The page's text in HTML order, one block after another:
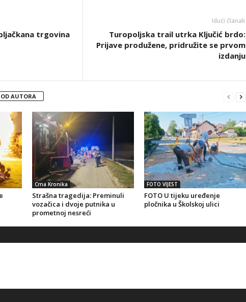
trgovina
Idući članak
Turopoljska trail utrka Ključić brdo:
Prijave produžene, pridružite se prvom
izdanju
OD AUTORA
Crna Kronika
Strašna tragedija: Preminuli
vozačica i dvoje putnika u
prometnoj nesreći
FOTO VIJEST
FOTO U tijeku uređenje
pločnika u Školskoj ulici